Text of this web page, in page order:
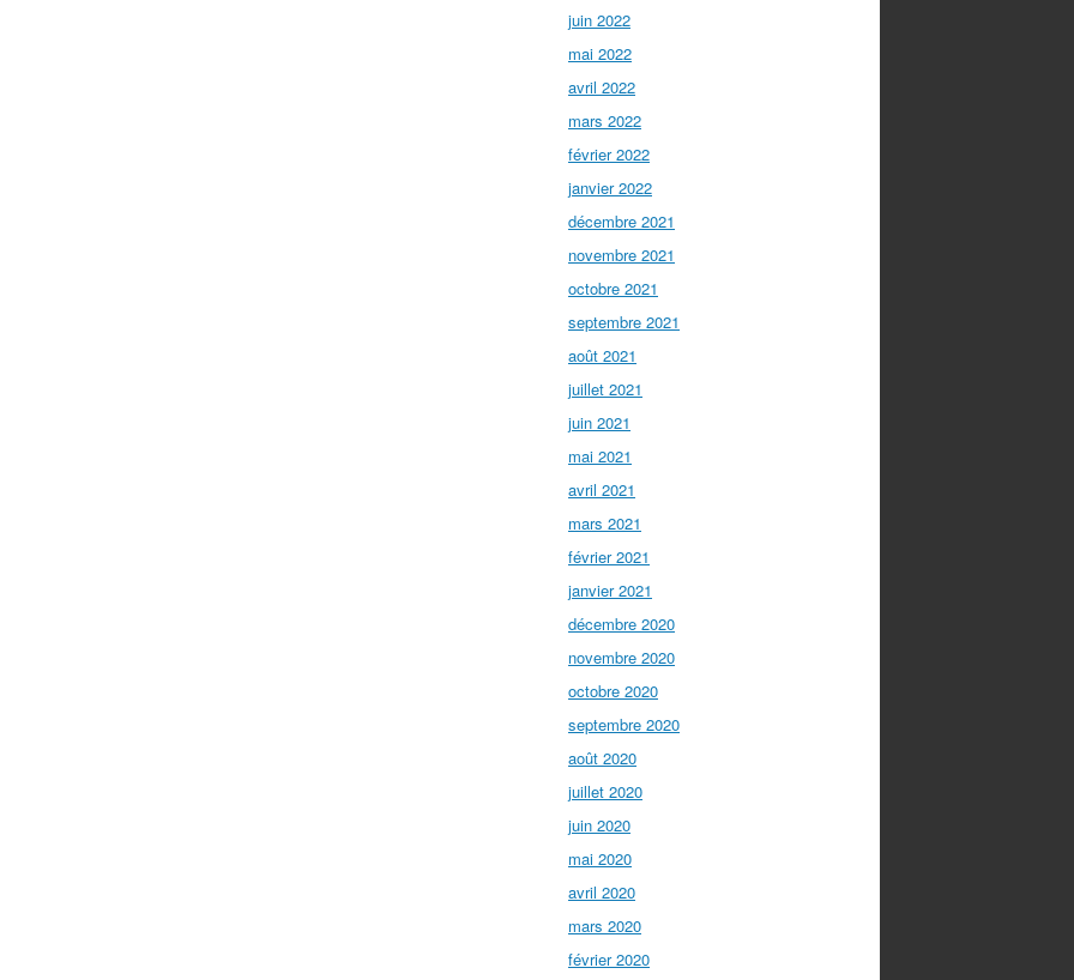
juin 2022
mai 2022
avril 2022
mars 2022
février 2022
janvier 2022
décembre 2021
novembre 2021
octobre 2021
septembre 2021
août 2021
juillet 2021
juin 2021
mai 2021
avril 2021
mars 2021
février 2021
janvier 2021
décembre 2020
novembre 2020
octobre 2020
septembre 2020
août 2020
juillet 2020
juin 2020
mai 2020
avril 2020
mars 2020
février 2020